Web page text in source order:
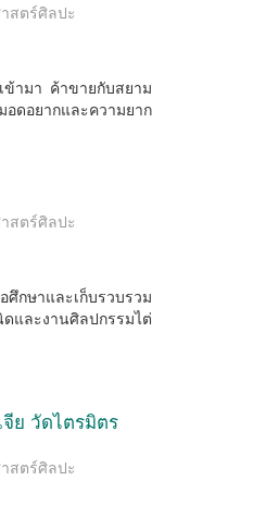
สตร์ศิลปะ
ข้ามา ค้าขายกับสยาม
ดอยากและความยาก
สตร์ศิลปะ
กษาและเก็บรวบรวม
และงานศิลปกรรมไต่
จีย วัดไตรมิตร
สตร์ศิลปะ